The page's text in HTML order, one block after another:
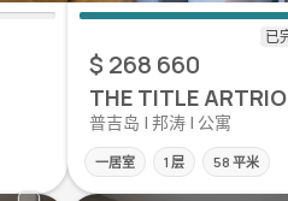
$ 268 660
THE TITLE ARTRIO
普吉岛 | 邦涛 | 公寓
一居室 1 层 58 平米